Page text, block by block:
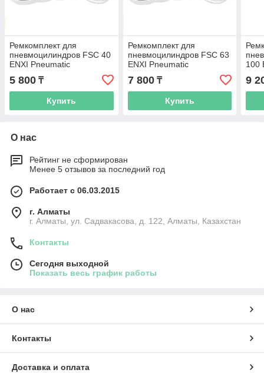
Ремкомплект для
пневмоцилиндров FSC 40
ENXI Pneumatic
5 800 ₸
Купить
Ремкомплект для
пневмоцилиндров FSC 63
ENXI Pneumatic
7 800₸
Купить
100
9
О нас
Рейтинг не сформирован
Менее 5 отзывов за последний год
Работает с 06.03.2015
г. Алматы
г. Алматы, ул. Садвакасова, д. 122, Алматы, Казахстан
Контакты
Сегодня выходной
Показать весь график работы
О нас
Контакты
Доставка и оплата